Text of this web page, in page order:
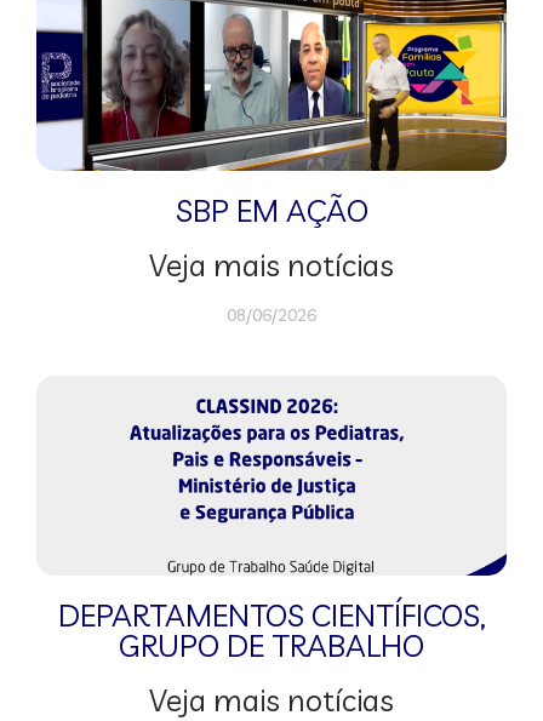
SBP EM AÇÃO
Veja mais notícias
08/06/2026
DEPARTAMENTOS CIENTÍFICOS,
GRUPO DE TRABALHO
Veja mais notícias